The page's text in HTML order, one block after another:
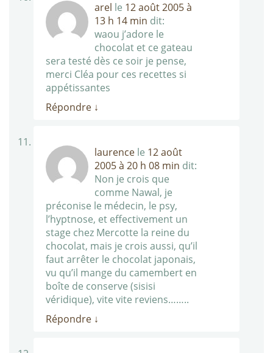
arel le 12 août 2005 à
13 h 14 min dit:
waou j’adore le
chocolat et ce gateau
sera testé dès ce soir je pense,
merci Cléa pour ces recettes si
appétissantes
Répondre ↓
laurence le 12 août
2005 à 20 h 08 min dit:
Non je crois que
comme Nawal, je
préconise le médecin, le psy,
l’hyptnose, et effectivement un
stage chez Mercotte la reine du
chocolat, mais je crois aussi, qu’il
faut arrêter le chocolat japonais,
vu qu’il mange du camembert en
boîte de conserve (sisisi
véridique), vite vite reviens……..
Répondre ↓